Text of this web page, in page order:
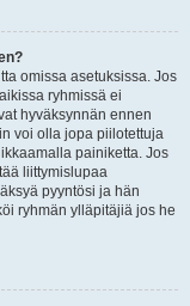
omissa asetuksissa. Jos
ryhmissä ei
hyväksynnän ennen
voi olla jopa piilotettuja
painiketta. Jos
liittymislupaa
pyyntösi ja hän
ryhmän ylläpitäjiä jos he